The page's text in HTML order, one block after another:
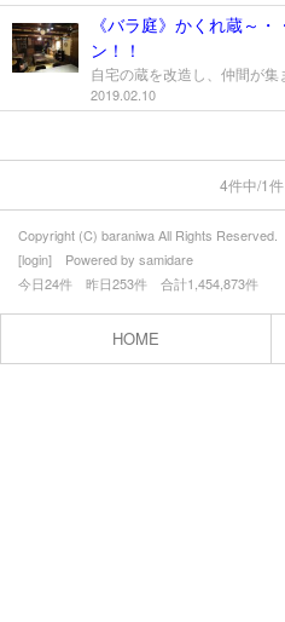
＜庭の終活＞
■庭主の日々
■趣婦の日々
＜終活＞
＜冬休みブログ＞
＜花友のお庭＞
《バラ庭》かくれ蔵～
ン！！
2019.02.10
4件中/1
Copyright (C) baraniwa All Rights Reserved.
[login] Powered by samidare
今日24件 昨日253件 合計1,454,873件
HOME